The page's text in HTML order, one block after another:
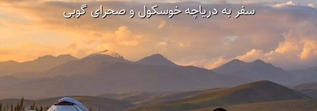
سفر به دریاچه خوسکول و صحرای گوبی